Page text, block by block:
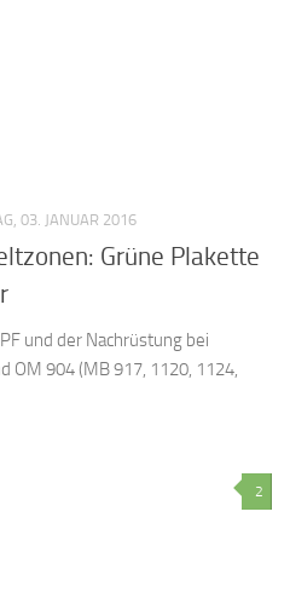
03. JANUAR 2016
Grüne Plakette
und der Nachrüstung bei
OM 904 (MB 917, 1120, 1124,
2